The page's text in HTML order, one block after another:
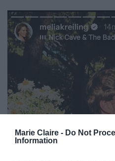
Marie Claire - Do Not
Information